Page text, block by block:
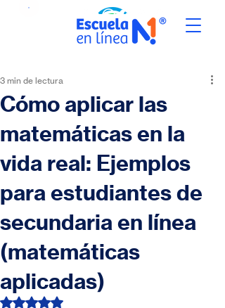
Cómo aplicar las
matemáticas en la
vida real: Ejemplos
para estudiantes de
secundaria en línea
(matemáticas
aplicadas)
3 min de lectura
Obtuvo NaN de 5 estrellas.